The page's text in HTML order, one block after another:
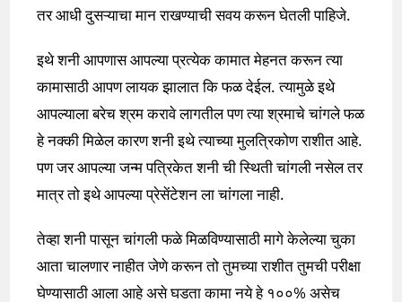
तर आधी दुसऱ्याचा मान राखण्याची सवय करून घेतली पाहिजे.
इथे शनी आपणास आपल्या प्रत्येक कामात मेहनत करून त्या
कामासाठी आपण लायक झालात कि फळ देईल. त्यामुळे इथे
आपल्याला बरेच श्रम करावे लागतील पण त्या श्रमाचे चांगले फळ
हे नक्की मिळेल कारण शनी इथे त्याच्या मुलत्रिकोण राशीत आहे.
पण जर आपल्या जन्म पत्रिकेत शनी ची स्थिती चांगली नसेल तर
मात्र तो इथे आपल्या प्रेसेंटेशन ला चांगला नाही.
तेव्हा शनी पासून चांगली फळे मिळविण्यासाठी मागे केलेल्या चुका
आता चालणार नाहीत जेणे करून तो तुमच्या राशीत तुमची परीक्षा
घेण्यासाठी आला आहे असे घडता कामा नये हे १००% असेच